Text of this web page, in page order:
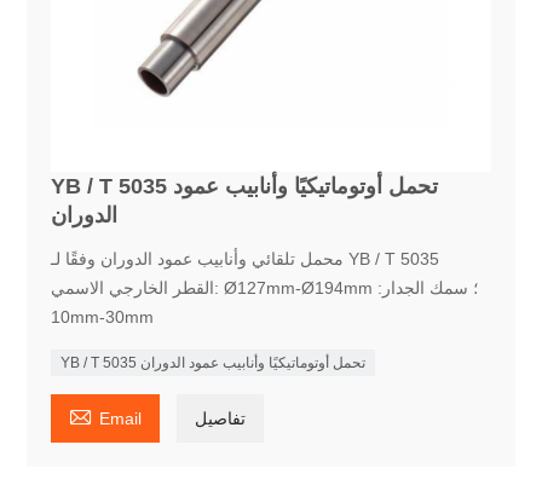
YB / T 5035 تحمل أوتوماتيكيًا وأنابيب عمود
الدوران
محمل تلقائي وأنابيب عمود الدوران وفقًا لـ YB / T 5035
القطر الخارجي الاسمي: Ø127mm-Ø194mm ؛ سمك الجدار:
10mm-30mm
YB / T 5035 تحمل أوتوماتيكيًا وأنابيب عمود الدوران
 Email تفاصيل